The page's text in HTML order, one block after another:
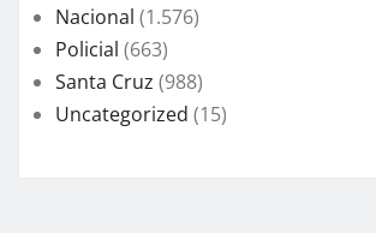
Nacional (1.576)
Policial (663)
Santa Cruz (988)
Uncategorized (15)